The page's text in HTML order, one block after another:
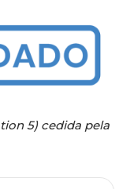
5) cedida pela